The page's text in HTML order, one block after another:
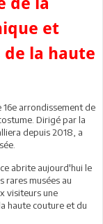
et
la haute
16e arrondissement de
Dirigé par la
depuis 2018, a
abrite aujourd'hui le
rares musées au
visiteurs une
haute couture et du